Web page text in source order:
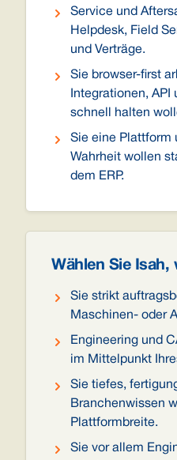
Service und
Helpdesk, Field
und Verträge.
Sie browser-first
Integrationen, API
schnell halten
Sie eine Plattform
Wahrheit wollen
dem ERP.
Wählen Sie
Sie strikt
Maschinen- oder
Engineering und
im Mittelpunkt
Sie tiefes,
Branchenwissen
Plattformbreite.
Sie vor allem